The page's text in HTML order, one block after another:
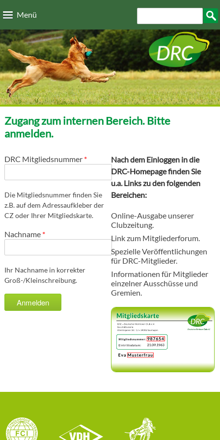
Menü
Zugang zum internen Bereich. Bitte
anmelden.
DRC Mitgliedsnummer *
Die Mitgliedsnummer finden Sie
z.B. auf dem Adressaufkleber der
CZ oder Ihrer Mitgliedskarte.
Nachname *
Ihr Nachname in korrekter
Groß-/Kleinschreibung.
Nach dem Einloggen in die
DRC-Homepage finden Sie
u.a. Links zu den folgenden
Bereichen:
Online-Ausgabe unserer
Clubzeitung.
Link zum Mitgliederforum.
Spezielle Veröffentlichungen
für DRC-Mitglieder.
Informationen für Mitglieder
einzelner Ausschüsse und
Gremien.